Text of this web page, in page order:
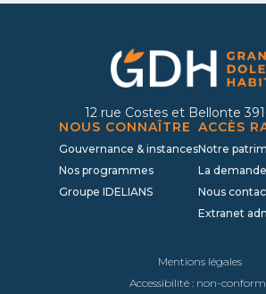
12 rue Costes et Bellonte
NOUS CONNAÎTRE
Gouvernance & instances
Nos programmes
Groupe IDELIANS
ACCÈS
Notre
La
Nous
Extranet
Mentions légales
Accessibilité : non-